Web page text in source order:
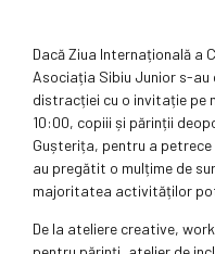
Dacă Ziua Internațională a
Asociația Sibiu Junior s-au
distracției cu o invitație pe
10:00, copiii și părinții
Gușterița, pentru a petrece
au pregătit o mulțime de
majoritatea activităților
De la ateliere creative,